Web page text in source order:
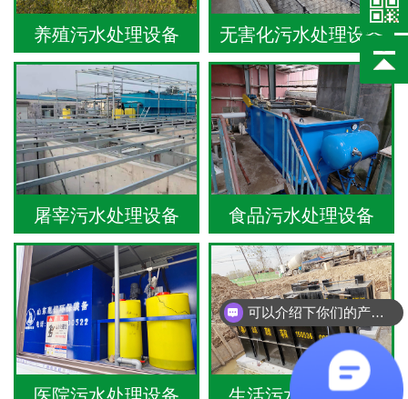
养殖污水处理设备 无害化污水处理设备
屠宰污水处理设备 食品污水处理设备
可以介绍下你们的产品么